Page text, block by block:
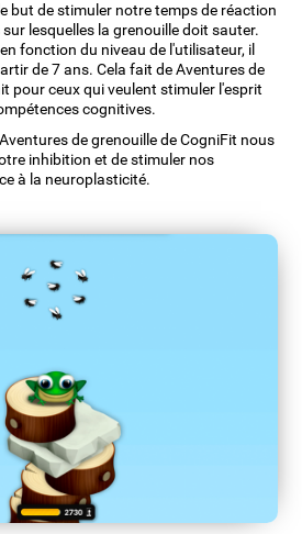
but de stimuler notre temps de réaction
lesquelles la grenouille doit sauter.
fonction du niveau de l'utilisateur, il
de 7 ans. Cela fait de Aventures de
pour ceux qui veulent stimuler l'esprit
cognitives.
de grenouille de CogniFit nous
inhibition et de stimuler nos
à la neuroplasticité.